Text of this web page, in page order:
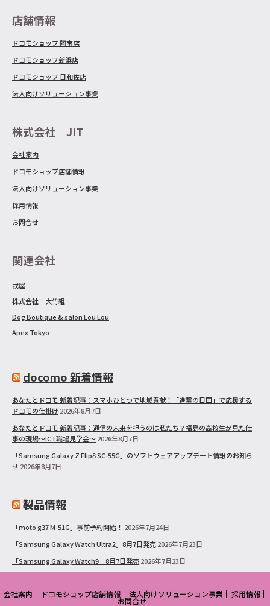
店舗情報
ドコモショップ 阿南店
ドコモショップ新浜店
ドコモショップ 日和佐店
法人向けソリューション事業
株式会社 JIT
会社案内
ドコモショップ店舗情報
法人向けソリューション事業
採用情報
お問合せ
関連会社
戎屋
株式会社 大竹組
Dog Boutique & salon Lou Lou
Apex Tokyo
docomo 新着情報
あなたとドコモ 新着記事：スマホひとつで地域貢献！「進撃の日田」で応援する
ドコモの仕掛け 2026年8月7日
あなたとドコモ 新着記事：通信の未来を担うのは私たち？福島の高校生が見た仕
事の現場～ICT職場見学会～2026年8月7日
「Samsung Galaxy Z Flip8 SC-55G」のソフトウェアアップデート情報のお知ら
せ 2026年8月7日
製品情報
「moto g37 M-51G」事前予約開始！ 2026年7月24日
「Samsung Galaxy Watch Ultra2」8月7日発売2026年7月23日
「Samsung Galaxy Watch9」8月7日発売2026年7月23日
会社案内 ドコモショップ店舗情報 法人向けソリューション事業 採用情報
お問合せ